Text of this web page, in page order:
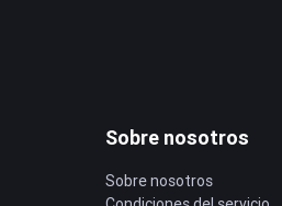
Sobre nosotros
Sobre nosotros